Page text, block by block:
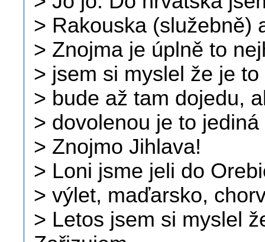
> Rakouska (služebně)
> Znojma je úplně to
> jsem si myslel že je
> bude až tam dojedu,
> dovolenou je to
> Znojmo Jihlava!
> Loni jsme jeli do
> výlet, maďarsko,
> Letos jsem si myslel